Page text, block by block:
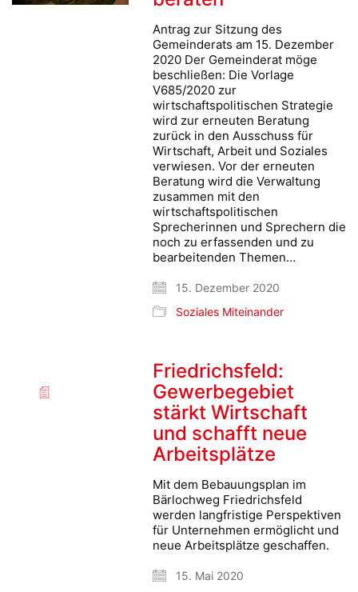
Antrag zur Sitzung des
Gemeinderats am 15. Dezember
2020 Der Gemeinderat möge
beschließen: Die Vorlage
V685/2020 zur
wirtschaftspolitischen Strategie
wird zur erneuten Beratung
zurück in den Ausschuss für
Wirtschaft, Arbeit und Soziales
verwiesen. Vor der erneuten
Beratung wird die Verwaltung
zusammen mit den
wirtschaftspolitischen
Sprecherinnen und Sprechern die
noch zu erfassenden und zu
bearbeitenden Themen…
15. Dezember 2020
Soziales Miteinander
Friedrichsfeld:
Gewerbegebiet
stärkt Wirtschaft
und schafft neue
Arbeitsplätze
Mit dem Bebauungsplan im
Bärlochweg Friedrichsfeld
werden langfristige Perspektiven
für Unternehmen ermöglicht und
neue Arbeitsplätze geschaffen.
15. Mai 2020